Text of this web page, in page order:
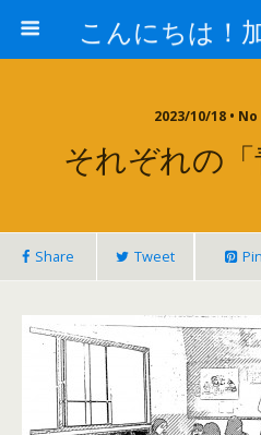
2023/10/18 •
それぞれの「
Share Tweet Pin